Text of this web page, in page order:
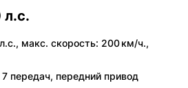
л.с.
, макс. скорость: 200 км/ч.,
7 передач, передний привод